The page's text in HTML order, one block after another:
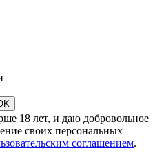
18 лет, и даю добровольное
своих персональных
соглашением.